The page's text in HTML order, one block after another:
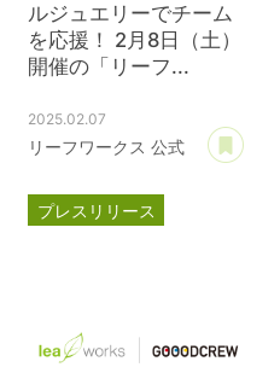
あとで読む
ルジュエリーでチーム
を応援！ 2月8日（土）
開催の「リーフ...
2025.02.07
リーフワークス 公式
プレスリリース
公式スポンサー
ジェイウェル